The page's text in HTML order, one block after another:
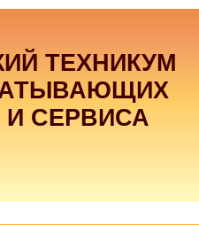
ТЕХНИКУМ
СЕРВИСА